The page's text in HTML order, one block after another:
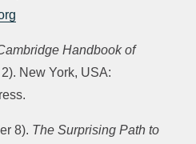
Handbook of
New York, USA:
8). The Surprising Path to